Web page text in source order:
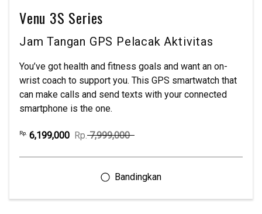
Venu 3S Series
Jam Tangan GPS Pelacak Aktivitas
You’ve got health and fitness goals and want an on-
wrist coach to support you. This GPS smartwatch that
can make calls and send texts with your connected
smartphone is the one.
Rp. 6,199,000 Rp. 7,999,000